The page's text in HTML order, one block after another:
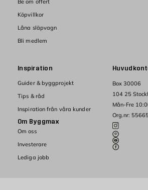
Box 30006
104 25
Mån-Fre
Org.nr:
Be om offert
Köpvillkor
Låna släpvagn
Bli medlem
Inspiration
Guider & byggprojekt
Tips & råd
Inspiration från våra kunder
Om Byggmax
Om oss
Investerare
Lediga jobb